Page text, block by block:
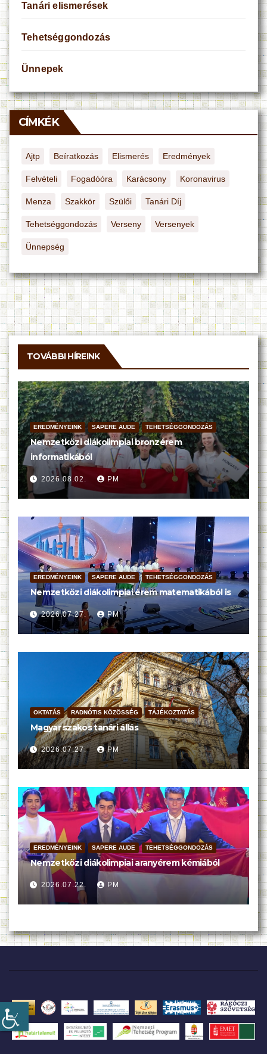
Tanári elismerések
Tehetséggondozás
Ünnepek
CÍMKÉK
Ajtp Beíratkozás Elismerés Eredmények
Felvételi Fogadóóra Karácsony Koronavirus
Menza Szakkör Szülői Tanári Díj
Tehetséggondozás Verseny Versenyek
Ünnepség
TOVÁBBI HÍREINK
EREDMÉNYEINK SAPERE AUDE TEHETSÉGGONDOZÁS
Nemzetközi diákolimpiai bronzérem
informatikából
2026.08.02. PM
EREDMÉNYEINK SAPERE AUDE TEHETSÉGGONDOZÁS
Nemzetközi diákolimpiai érem matematikából is
2026.07.27. PM
OKTATÁS RADNÓTIS KÖZÖSSÉG TÁJÉKOZTATÁS
Magyar szakos tanári állás
2026.07.27. PM
EREDMÉNYEINK SAPERE AUDE TEHETSÉGGONDOZÁS
Nemzetközi diákolimpiai aranyérem kémiából
2026.07.22. PM